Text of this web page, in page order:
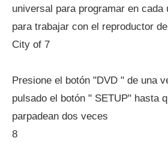
universal para programar en cada
para trabajar con el reproductor
City of 7
Presione el botón "DVD " de una
pulsado el botón " SETUP" hasta
parpadean dos veces
8